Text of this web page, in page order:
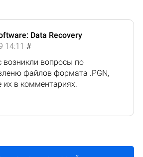
Data Recovery
14:11 #
возникли вопросы по
файлов формата .PGN,
их в комментариях.